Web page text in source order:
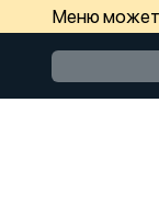
Меню может